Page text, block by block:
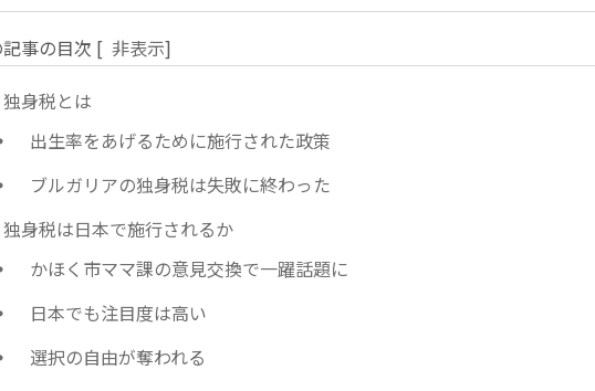
記事の目次 [ 非表示]
独身税とは
出生率をあげるために施行された政策
ブルガリアの独身税は失敗に終わった
独身税は日本で施行されるか
かほく市ママ課の意見交換で一躍話題に
日本でも注目度は高い
選択の自由が奪われる